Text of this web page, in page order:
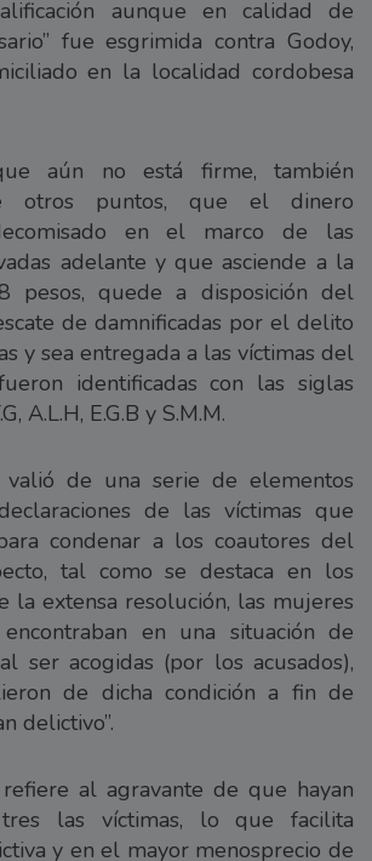
aunque en calidad de
fue esgrimida contra Godoy,
en la localidad cordobesa
aún no está firme, también
otros puntos, que el dinero
en el marco de las
adelante y que asciende a la
pesos, quede a disposición del
de damnificadas por el delito
y sea entregada a las víctimas del
identificadas con las siglas
A.L.H, E.G.B y S.M.M.
de una serie de elementos
de las víctimas que
condenar a los coautores del
tal como se destaca en los
la extensa resolución, las mujeres
encontraban en una situación de
ser acogidas (por los acusados),
de dicha condición a fin de
delictivo”.
al agravante de que hayan
las víctimas, lo que facilita
y en el mayor menosprecio de